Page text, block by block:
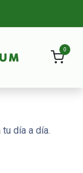
0
día a día.